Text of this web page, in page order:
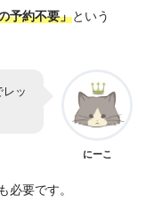
予約不要」という
ッ
にーこ
必要です。